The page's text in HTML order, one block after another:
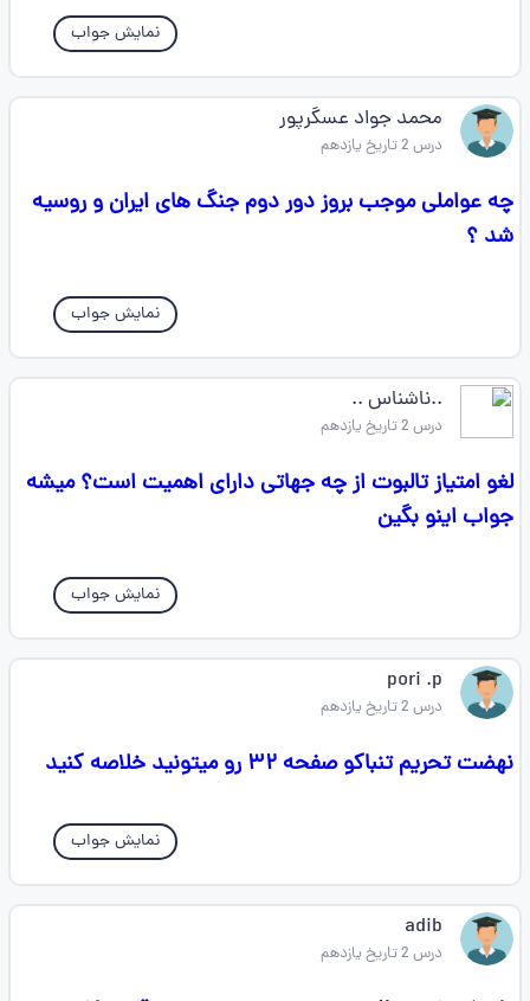
نمایش جواب
محمد جواد عسگرپور
درس 2 تاریخ یازدهم
چه عواملی موجب بروز دور دوم جنگ های ایران و روسیه
شد ؟
نمایش جواب
..ناشناس ..
درس 2 تاریخ یازدهم
لغو امتیاز تالبوت از چه جهاتی دارای اهمیت است؟ میشه
جواب اینو بگین
نمایش جواب
pori .p
درس 2 تاریخ یازدهم
نهضت تحریم تنباکو صفحه ۳۲ رو میتونید خلاصه کنید
نمایش جواب
adib
درس 2 تاریخ یازدهم